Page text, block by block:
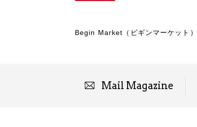
Begin Market（ビギンマーケット）
Mail Magazine